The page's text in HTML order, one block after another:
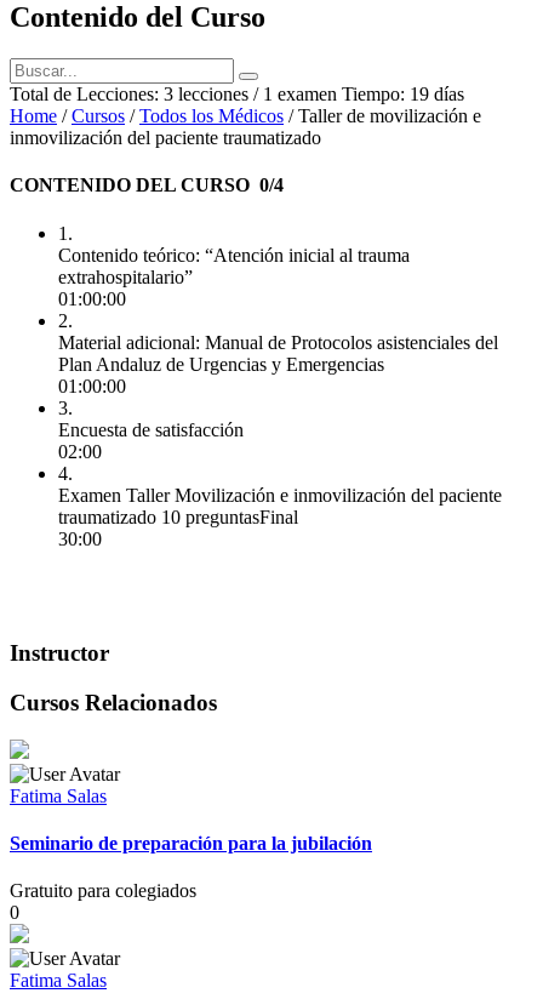
Contenido del Curso
Total de Lecciones: 3 lecciones / 1 examen Tiempo: 19 días
Home / Cursos / Todos los Médicos /Taller de movilización e
inmovilización del paciente traumatizado
CONTENIDO DEL CURSO 0/4
1.
Contenido teórico: “Atención inicial al trauma
extrahospitalario”
01:00:00
2.
Material adicional: Manual de Protocolos asistenciales del
Plan Andaluz de Urgencias y Emergencias
01:00:00
3.
Encuesta de satisfacción
02:00
4.
Examen Taller Movilización e inmovilización del paciente
traumatizado 10 preguntasFinal
30:00
Instructor
Cursos Relacionados
Fatima Salas
Seminario de preparación para la jubilación
Gratuito para colegiados
0
Fatima Salas